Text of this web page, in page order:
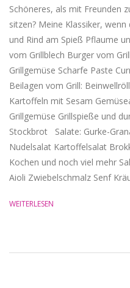
Schöneres, als mit Freunden
sitzen? Meine Klassiker,
und Rind am Spieß Pflaume
vom Grillblech Burger vom
Grillgemüse Scharfe Paste
Beilagen vom Grill:
Kartoffeln mit Sesam
Grillgemüse Grillspieße und
Stockbrot Salate: Gurke-
Nudelsalat Kartoffelsalat
Kochen und noch viel mehr
Aioli Zwiebelschmalz Senf
WEITERLESEN